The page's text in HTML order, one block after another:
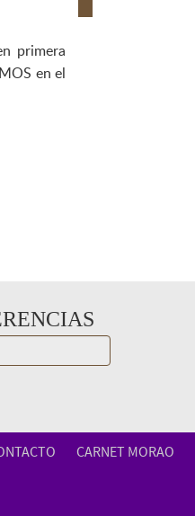
primera
en el
CARNET MORAO